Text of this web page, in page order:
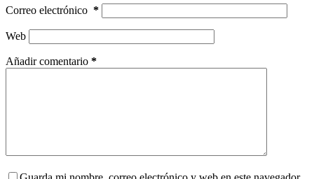
Correo electrónico *
Web
Añadir comentario *